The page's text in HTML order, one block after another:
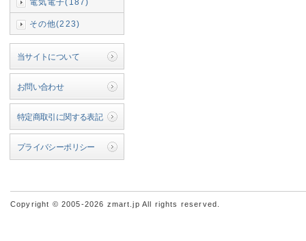
その他(223)
当サイトについて
お問い合わせ
特定商取引に関する表記
プライバシーポリシー
Copyright © 2005-2026 zmart.jp All rights reserved.